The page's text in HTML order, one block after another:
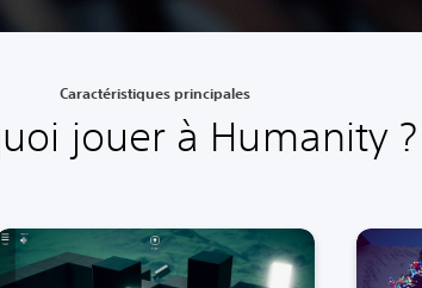
Caractéristiques principales
jouer à Humanity ?